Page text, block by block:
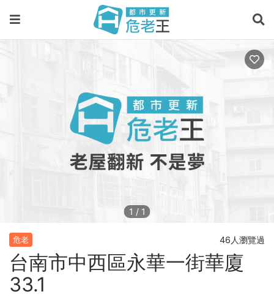
1 / 1
危老 46人瀏覽過
台南市中西區永華一街華廈
33.1